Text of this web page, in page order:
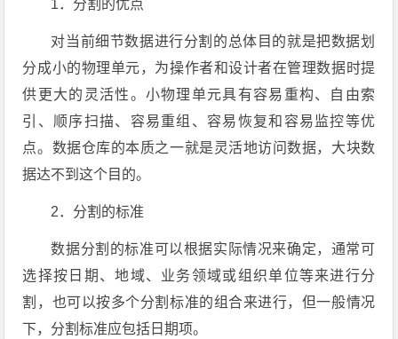
1．分割的优点
对当前细节数据进行分割的总体目的就是把数据划
分成小的物理单元，为操作者和设计者在管理数据时提
供更大的灵活性。小物理单元具有容易重构、自由索
引、顺序扫描、容易重组、容易恢复和容易监控等优
点。数据仓库的本质之一就是灵活地访问数据，大块数
据达不到这个目的。
2．分割的标准
数据分割的标准可以根据实际情况来确定，通常可
选择按日期、地域、业务领域或组织单位等来进行分
割，也可以按多个分割标准的组合来进行，但一般情况
下，分割标准应包括日期项。